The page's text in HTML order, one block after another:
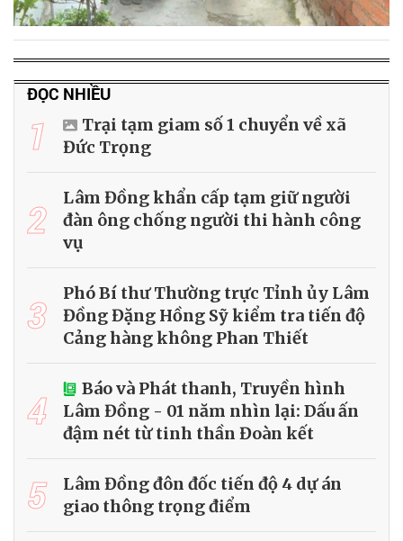
ĐỌC NHIỀU
1
Trại tạm giam số 1 chuyển về xã
Đức Trọng
2
Lâm Đồng khẩn cấp tạm giữ người
đàn ông chống người thi hành công
vụ
3
Phó Bí thư Thường trực Tỉnh ủy Lâm
Đồng Đặng Hồng Sỹ kiểm tra tiến độ
Cảng hàng không Phan Thiết
4
Báo và Phát thanh, Truyền hình
Lâm Đồng - 01 năm nhìn lại: Dấu ấn
đậm nét từ tinh thần Đoàn kết
5
Lâm Đồng đôn đốc tiến độ 4 dự án
giao thông trọng điểm